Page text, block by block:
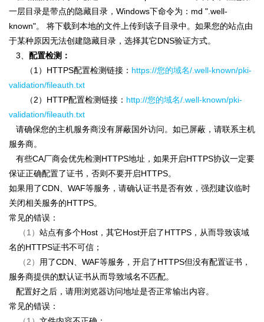
一层目录是带点的隐藏目录，Windows下命令为：md ".well-
known"。 将下载到本地的文件上传到该子目录中。如果您的站点由
于某种原因无法创建隐藏目录，选择其它DNS验证方式。
3、 配置检测：
（1）HTTPS配置检测链接： https://您的域名/.well-known/pki-
validation/fileauth.txt
（2）HTTP配置检测链接： http://您的域名/.well-known/pki-
validation/fileauth.txt
请确保您的主机服务商没有屏蔽国外访问。如已屏蔽，请联系主机
服务商。
有些CA厂商会优先检测HTTPS地址，如果开启HTTPS协议一定要
保证正确配置了证书，否则不要开启HTTPS。
如果用了CDN、WAF等服务，请确认证书是否有效，强烈建议临时
关闭相关服务的HTTPS。
常见的错误：
（1） 站点有多个Host，其它Host开启了HTTPS，从而导致该域
名的HTTPS证书不可信；
（2）
用了CDN、WAF等服务，开启了HTTPS但没有配置证书，
服务商提供的默认证书从而导致域名不匹配。
配置好之后，请用浏览器访问地址是否正常输出内容。
常见的错误：